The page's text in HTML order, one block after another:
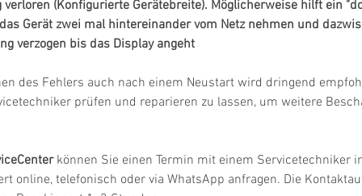
(Konfigurierte Gerätebreite). Möglicherweise hilft ein
Gerät zwei mal hintereinander vom Netz nehmen und
verzogen bis das Display angeht
des Fehlers auch nach einem Neustart wird dringend
prüfen und reparieren zu lassen, um weitere
können Sie einen Termin mit einem Servicetechniker
online, telefonisch oder via WhatsApp anfragen. Die